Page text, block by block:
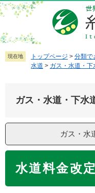
ペ
ー
ジ
の
先
メ
ニ
ュ
ー
を
へ
現在地 トップページ > 分類で
水道 > ガス・水道・下
ガス・水道・下水
ガス・水
水道料金改